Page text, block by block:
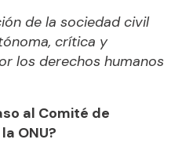
de la sociedad civil
crítica y
los derechos humanos
al Comité de
ONU?